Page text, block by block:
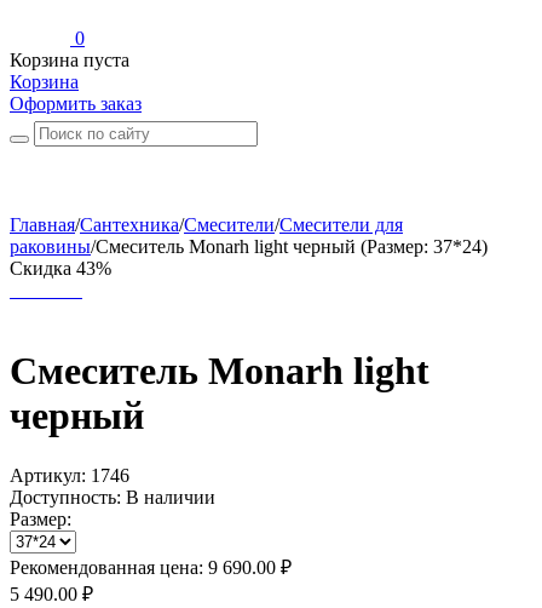
0
Корзина пуста
Корзина
Оформить заказ
Главная/Сантехника/Смесители/Смесители для
раковины/Смеситель Monarh light черный (Размер: 37*24)
Скидка 43%
Смеситель Monarh light
черный
Артикул: 1746
Доступность: В наличии
Размер:
Рекомендованная цена: 9 690.00 ₽
5 490.00 ₽